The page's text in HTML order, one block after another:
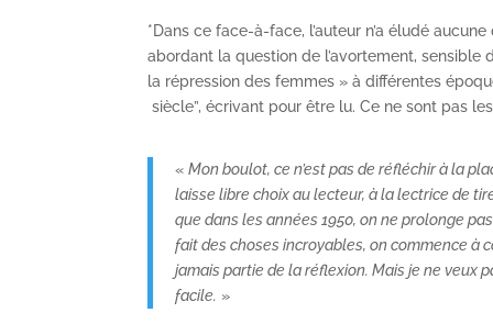
*Dans ce face-à-face, l’auteur n’a éludé
abordant la question de l’avortement,
la répression des femmes » à différentes
siècle”, écrivant pour être lu. Ce ne sont pas
«Mon boulot, ce n’est pas de réfléchir à la
laisse libre choix au lecteur, à la lectrice de
que dans les années 1950, on ne prolonge
fait des choses incroyables, on commence à
jamais partie de la réflexion. Mais je ne veux
facile. »